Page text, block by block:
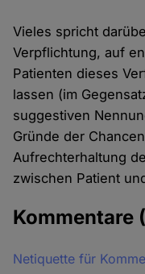
Vieles spricht
Verpflichtung, auf
Patienten dieses
lassen (im
suggestiven
Gründe der
Aufrechterhaltung
zwischen Patient
Kommentare
Netiquette für